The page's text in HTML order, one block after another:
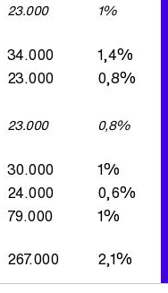
23.000 1%
34.000
1,4%
23.000 0,8%
23.000 0,8%
30.000
1%
24.000
0,6%
79.000
1%
267.000 2,1%